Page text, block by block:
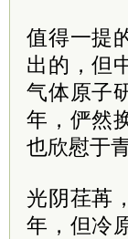
值得一提
出的，但
气体原子
年，俨然
也欣慰于
光阴荏苒
年，但冷